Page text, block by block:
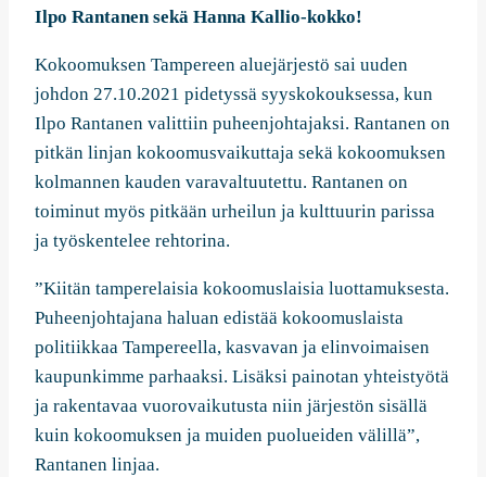
Ilpo Rantanen sekä Hanna Kallio-kokko!
Kokoomuksen Tampereen aluejärjestö sai uuden
johdon 27.10.2021 pidetyssä syyskokouksessa, kun
Ilpo Rantanen valittiin puheenjohtajaksi. Rantanen on
pitkän linjan kokoomusvaikuttaja sekä kokoomuksen
kolmannen kauden varavaltuutettu. Rantanen on
toiminut myös pitkään urheilun ja kulttuurin parissa
ja työskentelee rehtorina.
”Kiitän tamperelaisia kokoomuslaisia luottamuksesta.
Puheenjohtajana haluan edistää kokoomuslaista
politiikkaa Tampereella, kasvavan ja elinvoimaisen
kaupunkimme parhaaksi. Lisäksi painotan yhteistyötä
ja rakentavaa vuorovaikutusta niin järjestön sisällä
kuin kokoomuksen ja muiden puolueiden välillä”,
Rantanen linjaa.